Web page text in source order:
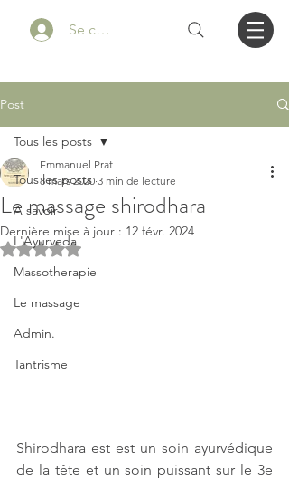
Se connecter
Post
Tous les posts
A savoir
L'Ayurveda
Massotherapie
Le massage
Admin.
Tantrisme
Tous les posts
Le massage shirodhara
Emmanuel Prat
8 mars 2020 3 min de lecture
Dernière mise à jour : 12 févr. 2024
Noté NaN étoiles sur 5.
Shirodhara est est un soin ayurvédique
de la tête et un soin puissant sur le 3e